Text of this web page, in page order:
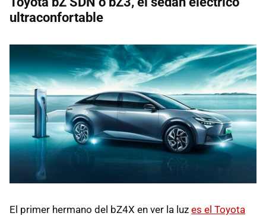
ultraconfortable
El primer hermano del bZ4X en ver la luz es el Toyota